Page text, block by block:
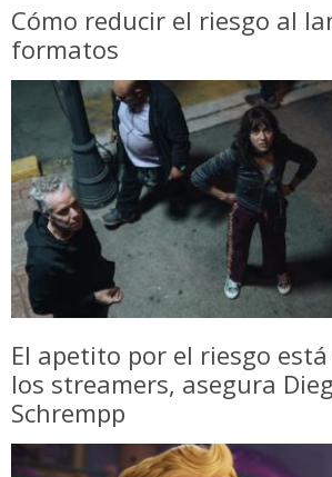
Cómo reducir el riesgo al
formatos
El apetito por el riesgo
los streamers, asegura
Schrempp